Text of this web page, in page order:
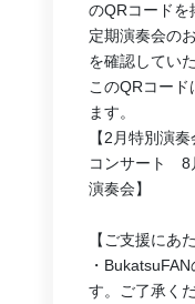
のQRコードを
定期演奏会の
を確認してい
このQRコード
ます。
【2月特別演
コンサート　
演奏会】
【ご支援にあ
・
す。ご了承くだ